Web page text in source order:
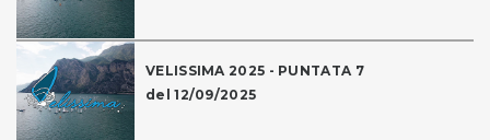
VELISSIMA 2025 - PUNTATA 7
del 12/09/2025